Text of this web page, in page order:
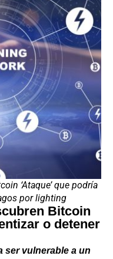
‘Ataque’ que podría
por lighting
Bitcoin
o detener
ser vulnerable a un